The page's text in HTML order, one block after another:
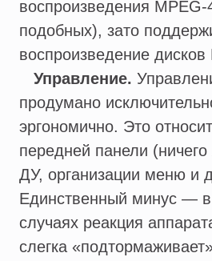
воспроизведения
подобных), зато
воспроизведение дисков
Управление.
продумано
эргономично. Это
передней панели
ДУ, организации меню и
Единственный минус — в
случаях реакция
слегка